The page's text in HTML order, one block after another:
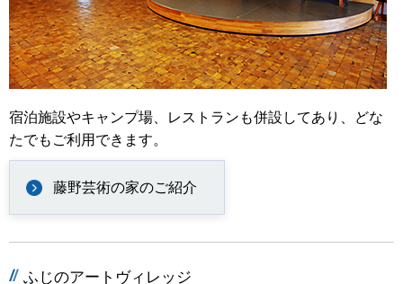
宿泊施設やキャンプ場、レストランも併設してあり、どな
たでもご利用できます。
藤野芸術の家のご紹介
ふじのアートヴィレッジ